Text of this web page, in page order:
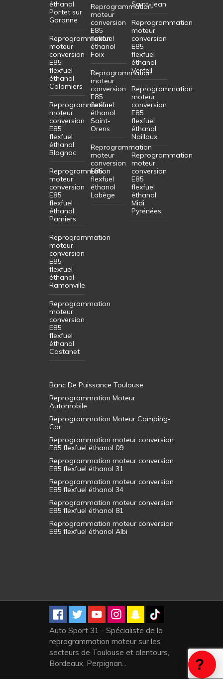
éthanol
Portet sur
Garonne
Reprogrammation
moteur
conversion
E85
flexfuel
éthanol
Colomiers
Reprogrammation
moteur
conversion
E85
flexfuel
éthanol
Blagnac
Reprogrammation
moteur
conversion
E85
flexfuel
éthanol
Pamiers
Reprogrammation
moteur
conversion
E85
flexfuel
éthanol
Ramonville
Reprogrammation
moteur
conversion
E85
flexfuel
éthanol
Castanet
Reprogrammation
moteur
conversion
E85
flexfuel
éthanol
Foix
Reprogrammation
moteur
conversion
E85
flexfuel
éthanol
Saint-
Orens
Reprogrammation
moteur
conversion
E85
flexfuel
éthanol
Labège
Saint-Jean
Reprogrammation
moteur
conversion
E85
flexfuel
éthanol
Verfeil
Reprogrammation
moteur
conversion
E85
flexfuel
éthanol
Nailloux
Reprogrammation
moteur
conversion
E85
flexfuel
éthanol
Midi
Pyrénées
Banc De Puissance Toulouse
Reprogrammation Moteur
Automobile
Reprogrammation Moteur Camping-
Car
Reprogrammation moteur conversion
E85 flexfuel éthanol 09
Reprogrammation moteur conversion
E85 flexfuel éthanol 31
Reprogrammation moteur conversion
E85 flexfuel éthanol 34
Reprogrammation moteur conversion
E85 flexfuel éthanol 81
Reprogrammation moteur conversion
E85 flexfuel éthanol Albi
Auto Sport 31 - Spécialiste de la
reprogrammation moteur sur les
secteurs de Toulouse et alentours,
Bordeaux, Perpignan...